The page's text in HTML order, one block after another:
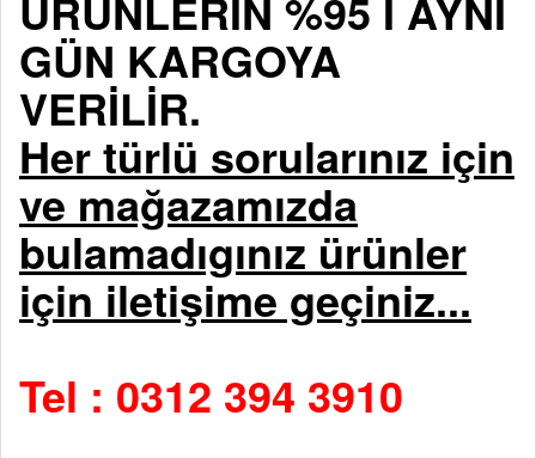
GÜN KARGOYA
VERİLİR.
Her türlü sorularınız için
ve mağazamızda
bulamadıgınız ürünler
için iletişime geçiniz...
Tel : 0312 394 3910